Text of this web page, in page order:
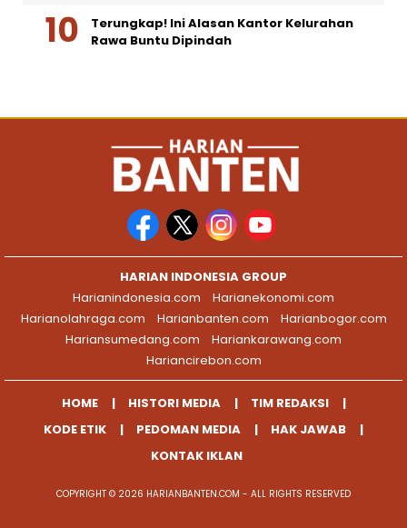
Terungkap! Ini Alasan Kantor Kelurahan
Rawa Buntu Dipindah
HARIAN INDONESIA GROUP
Harianindonesia.com
Harianekonomi.com
Harianolahraga.com
Harianbanten.com
Harianbogor.com
Hariansumedang.com
Hariankarawang.com
Hariancirebon.com
HOME HISTORI MEDIA
TIM REDAKSI
KODE ETIK
PEDOMAN MEDIA
HAK JAWAB
KONTAK IKLAN
COPYRIGHT © 2026 HARIANBANTEN.COM - ALL RIGHTS RESERVED